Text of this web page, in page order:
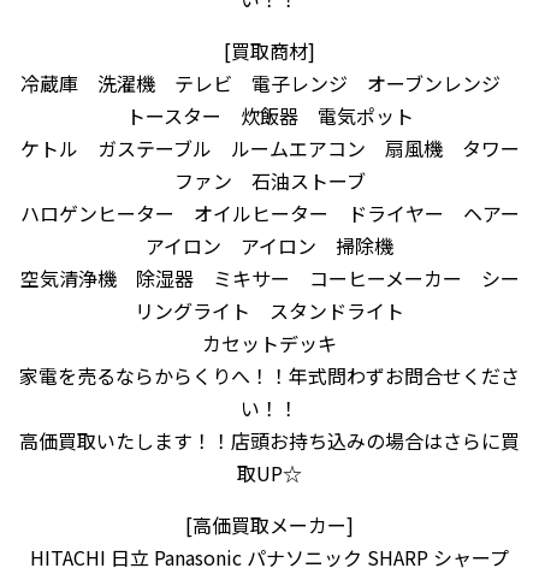
[買取商材]
冷蔵庫 洗濯機 テレビ 電子レンジ オーブンレンジ
トースター 炊飯器 電気ポット
ケトル ガステーブル ルームエアコン 扇風機 タワー
ファン 石油ストーブ
ハロゲンヒーター オイルヒーター ドライヤー ヘアー
アイロン アイロン 掃除機
空気清浄機 除湿器 ミキサー コーヒーメーカー シー
リングライト スタンドライト
カセットデッキ
家電を売るならからくりへ！！年式問わずお問合せくださ
い！！
高価買取いたします！！店頭お持ち込みの場合はさらに買
取UP☆
[高価買取メーカー]
HITACHI 日立 Panasonic パナソニック SHARP シャープ